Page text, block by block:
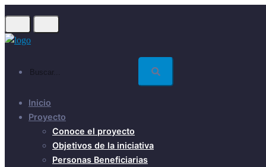
main
Inicio
Proyecto
Conoce el proyecto
Objetivos de la iniciativa
Personas Beneficiarias